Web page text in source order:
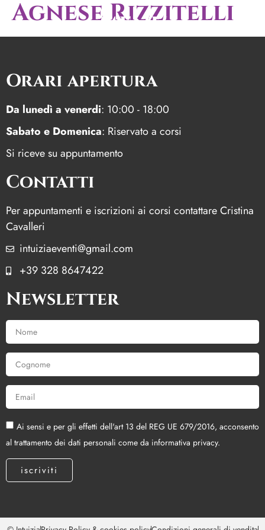
menu
Agnese Rizzitelli
Orari apertura
Da lunedì a venerdi: 10:00 - 18:00
Sabato e Domenica: Riservato a corsi
Si riceve su appuntamento
Contatti
Per appuntamenti e iscrizioni ai corsi contattare Cristina
Cavalleri
intuiziaeventi@gmail.com
+39 328 8647422
Newsletter
Ai sensi e per gli effetti dell'art 13 del REG UE 679/2016, acconsento
al trattamento dei dati personali come da informativa privacy.
iscriviti